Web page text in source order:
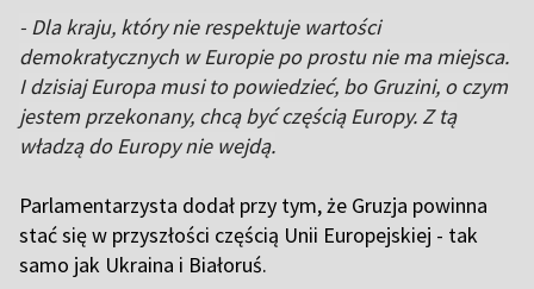
- Dla kraju, który nie respektuje wartości
demokratycznych w Europie po prostu nie ma miejsca.
I dzisiaj Europa musi to powiedzieć, bo Gruzini, o czym
jestem przekonany, chcą być częścią Europy. Z tą
władzą do Europy nie wejdą.
Parlamentarzysta dodał przy tym, że Gruzja powinna
stać się w przyszłości częścią Unii Europejskiej - tak
samo jak Ukraina i Białoruś.